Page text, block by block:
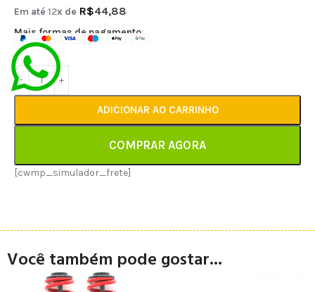
Em até 12x de R$44,88
Mais formas de pagamento
ADICIONAR AO CARRINHO
COMPRAR AGORA
[cwmp_simulador_frete]
Você também pode gostar...